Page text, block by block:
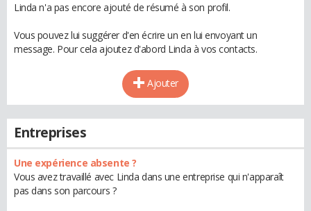
Linda n'a pas encore ajouté de résumé à son profil.
Vous pouvez lui suggérer d'en écrire un en lui envoyant un
message. Pour cela ajoutez d'abord Linda à vos contacts.
Ajouter
Entreprises
Une expérience absente ?
Vous avez travaillé avec Linda dans une entreprise qui n'apparaît
pas dans son parcours ?